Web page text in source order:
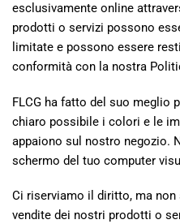
esclusivamente online
prodotti o servizi possono
limitate e possono essere
conformità con la nostra
FLCG ha fatto del suo meglio
chiaro possibile i colori e le
appaiono sul nostro negozio.
schermo del tuo computer
Ci riserviamo il diritto, ma
vendite dei nostri prodotti o